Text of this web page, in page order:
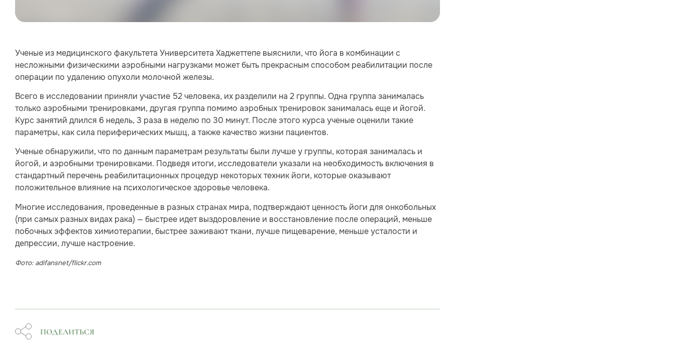
Ученые из медицинского факультета Университета Хаджеттепе выяснили, что йога в комбинации с
несложными физическими аэробными нагрузками может быть прекрасным способом реабилитации после
операции по удалению опухоли молочной железы.
Всего в исследовании приняли участие 52 человека, их разделили на 2 группы. Одна группа занималась
только аэробными тренировками, другая группа помимо аэробных тренировок занималась еще и йогой.
Курс занятий длился 6 недель, 3 раза в неделю по 30 минут. После этого курса ученые оценили такие
параметры, как сила периферических мышц, а также качество жизни пациентов.
Ученые обнаружили, что по данным параметрам результаты были лучше у группы, которая занималась и
йогой, и аэробными тренировками. Подведя итоги, исследователи указали на необходимость включения в
стандартный перечень реабилитационных процедур некоторых техник йоги, которые оказывают
положительное влияние на психологическое здоровье человека.
Многие исследования, проведенные в разных странах мира, подтверждают ценность йоги для онкобольных
(при самых разных видах рака) — быстрее идет выздоровление и восстановление после операций, меньше
побочных эффектов химиотерапии, быстрее заживают ткани, лучше пищеварение, меньше усталости и
депрессии, лучше настроение.
Фото: adifansnet/flickr.com
ПОДЕЛИТЬСЯ